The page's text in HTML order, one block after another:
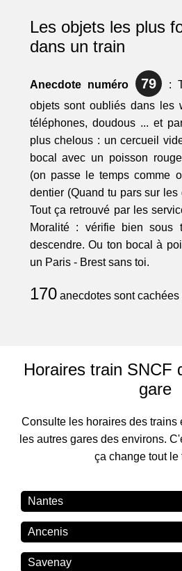
Les objets les plus
dans un train
Anecdote numéro 79 :
objets sont oubliés dans les
téléphones, doudous ... et
plus chelous : un cercueil
bocal avec un poisson
(on passe le temps comme
dentier (Quand tu pars sur les
Tout ça retrouvé par les
Moralité : vérifie bien sous
descendre. Ou ton bocal à
un Paris - Brest sans toi.
170anecdotes sont cachées
Horaires train SNCF
gare
Consulte les horaires des trains
les autres gares des environs.
ça change tout le
Nantes
Ancenis
Savenay